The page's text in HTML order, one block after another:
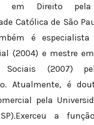
em Direito
Católica de São
é
(2004) e mestre
Sociais (2007)
Atualmente, é
pela
a